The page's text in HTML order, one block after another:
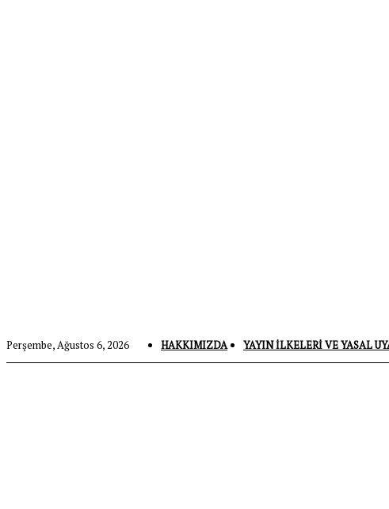
Perşembe, Ağustos 6, 2026 HAKKIMIZDA YAYIN İLKELERI VE YASAL